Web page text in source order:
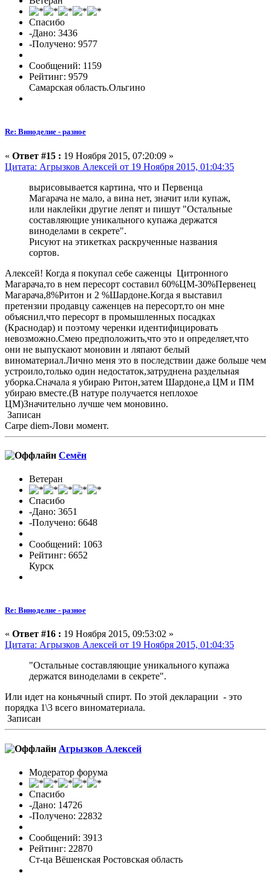
Спасибо
-Дано: 3436
-Получено: 9577
Сообщений: 1159
Рейтинг: 9579
Самарская область.Ольгино
Re: Виноделие - разное
« Ответ #15 : 19 Ноября 2015, 07:20:09 »
Цитата: Агрызков Алексей от 19 Ноября 2015, 01:04:35
вырисовывается картина, что и Первенца
Магарача не мало, а вина нет, значит или купаж,
или наклейки другие лепят и пишут "Остальные
составляющие уникального купажа держатся
виноделами в секрете".
Рисуют на этикетках раскрученные названия
сортов.
Алексей! Когда я покупал себе саженцы Цитронного
Магарача,то в нем пересорт составил 60%ЦМ-30%Первенец
Магарача,8%Ритон и 2 %Шардоне.Когда я выставил
претензии продавцу саженцев на пересорт,то он мне
объяснил,что пересорт в промышленных посадках
(Краснодар) и поэтому черенки идентифицировать
невозможно.Смею предположить,что это и определяет,что
они не выпускают моновин и ляпают белый
виноматериал.Лично меня это в последствии даже больше чем
устроило,только один недостаток,затруднена раздельная
уборка.Сначала я убираю Ритон,затем Шардоне,а ЦМ и ПМ
убираю вместе.(В натуре получается неплохое
ЦМ)Значительно лучше чем моновино.
Записан
Carpe diem-Лови момент.
Семён
Ветеран
Спасибо
-Дано: 3651
-Получено: 6648
Сообщений: 1063
Рейтинг: 6652
Курск
Re: Виноделие - разное
« Ответ #16 : 19 Ноября 2015, 09:53:02 »
Цитата: Агрызков Алексей от 19 Ноября 2015, 01:04:35
"Остальные составляющие уникального купажа
держатся виноделами в секрете".
Или идет на коньячный спирт. По этой декларации - это
порядка 1\3 всего виноматериала.
Записан
Агрызков Алексей
Модератор форума
Спасибо
-Дано: 14726
-Получено: 22832
Сообщений: 3913
Рейтинг: 22870
Ст-ца Вёшенская Ростовская область